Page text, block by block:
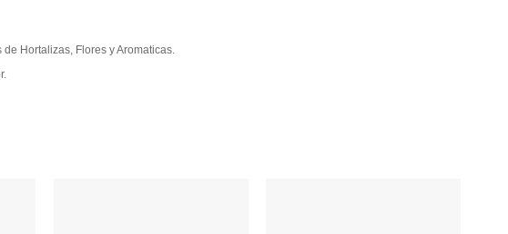
Hortalizas, Flores y Aromaticas.